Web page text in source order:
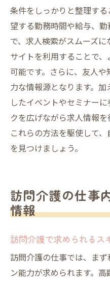
条件をしっかりと整理す
望する勤務時間や給与、
で、求人検索がスムーズ
サイトを利用することで
可能です。さらに、友人
力な情報源となります。
したイベントやセミナー
クを広げながら求人情報を
これらの方法を駆使して
を見つけましょう。
訪問介護の仕事
情報
訪問介護で求められるス
訪問介護の仕事では、ま
ン能力が求められます。